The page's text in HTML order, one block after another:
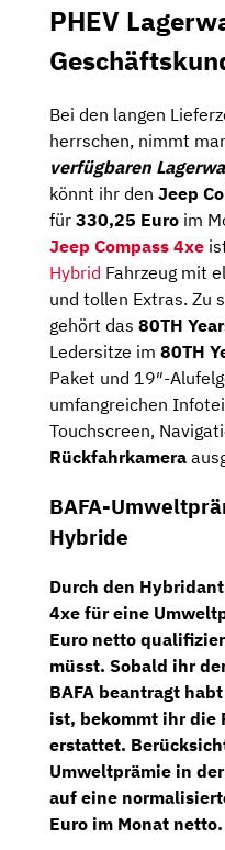
PHEV
Bei den langen
herrschen, nimmt
verfügbaren
könnt ihr den Jeep
für 330,25 Euro im
Jeep Compass 4xe
Hybrid Fahrzeug mit
und tollen Extras. Zu
gehört das 80TH
Ledersitze im 80TH
Paket und 19″-
umfangreichen
Touchscreen,
Rückfahrkamera
BAFA-
Hybride
Durch den
4xe für eine
Euro netto
müsst. Sobald ihr
BAFA beantragt
ist, bekommt ihr die
erstattet.
Umweltprämie in
auf eine
Euro im Monat netto.